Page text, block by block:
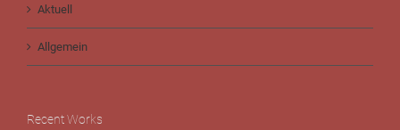
Aktuell
Allgemein
Recent Works